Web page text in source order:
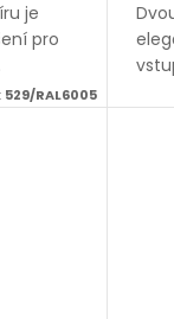
je
pro
529/RAL6005